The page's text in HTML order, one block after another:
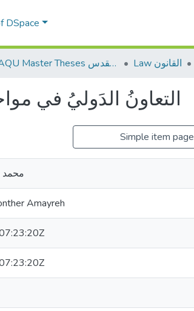
DSpace
AQU Master Theses الرسائل الجامعية الخاصة بجامعة القدس Law القانون
التعاونُ الدَوليُ في
Simple item page
محمد
Amayreh